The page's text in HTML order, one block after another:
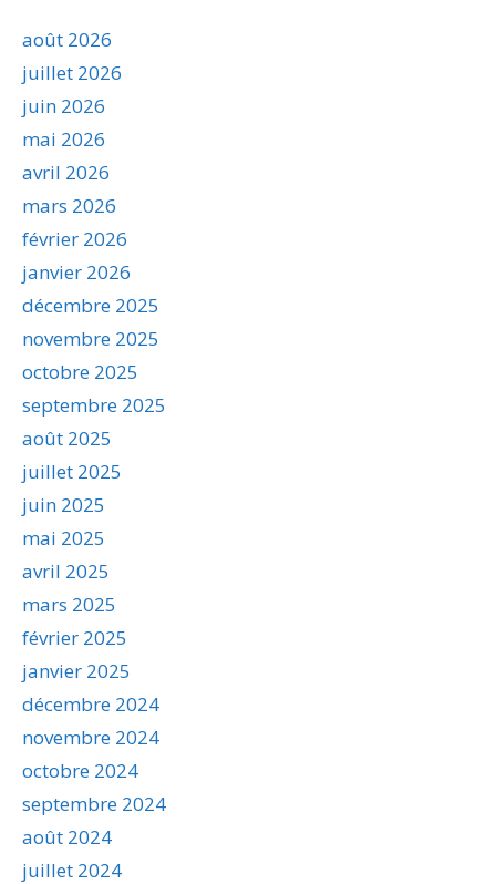
août 2026
juillet 2026
juin 2026
mai 2026
avril 2026
mars 2026
février 2026
janvier 2026
décembre 2025
novembre 2025
octobre 2025
septembre 2025
août 2025
juillet 2025
juin 2025
mai 2025
avril 2025
mars 2025
février 2025
janvier 2025
décembre 2024
novembre 2024
octobre 2024
septembre 2024
août 2024
juillet 2024